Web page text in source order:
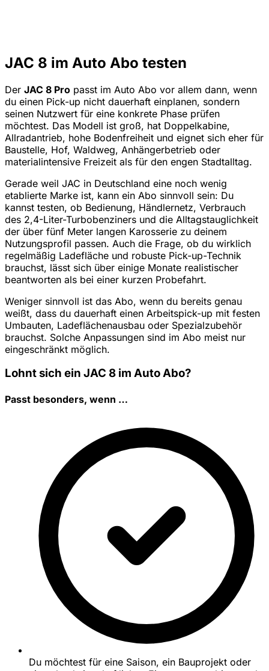
JAC 8 im Auto Abo testen
Der JAC 8 Pro passt im Auto Abo vor allem dann, wenn
du einen Pick-up nicht dauerhaft einplanen, sondern
seinen Nutzwert für eine konkrete Phase prüfen
möchtest. Das Modell ist groß, hat Doppelkabine,
Allradantrieb, hohe Bodenfreiheit und eignet sich eher für
Baustelle, Hof, Waldweg, Anhängerbetrieb oder
materialintensive Freizeit als für den engen Stadtalltag.
Gerade weil JAC in Deutschland eine noch wenig
etablierte Marke ist, kann ein Abo sinnvoll sein: Du
kannst testen, ob Bedienung, Händlernetz, Verbrauch
des 2,4-Liter-Turbobenziners und die Alltagstauglichkeit
der über fünf Meter langen Karosserie zu deinem
Nutzungsprofil passen. Auch die Frage, ob du wirklich
regelmäßig Ladefläche und robuste Pick-up-Technik
brauchst, lässt sich über einige Monate realistischer
beantworten als bei einer kurzen Probefahrt.
Weniger sinnvoll ist das Abo, wenn du bereits genau
weißt, dass du dauerhaft einen Arbeitspick-up mit festen
Umbauten, Ladeflächenausbau oder Spezialzubehör
brauchst. Solche Anpassungen sind im Abo meist nur
eingeschränkt möglich.
Lohnt sich ein JAC 8 im Auto Abo?
Passt besonders, wenn …
Du möchtest für eine Saison, ein Bauprojekt oder